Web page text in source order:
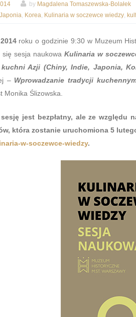
by Magdalena Tomaszewska-Bolałek
Japonia, Korea, Kulinaria w soczewce wiedzy,
roku o godzinie 9:30 w Muzeum
się sesja naukowa Kulinaria w
Azji (Chiny, Indie, Japonia,
– Wprowadzanie tradycji
Monika Ślizowska.
jest bezpłatny, ale ze względu
która zostanie uruchomiona 5
w-soczewce-wiedzy.